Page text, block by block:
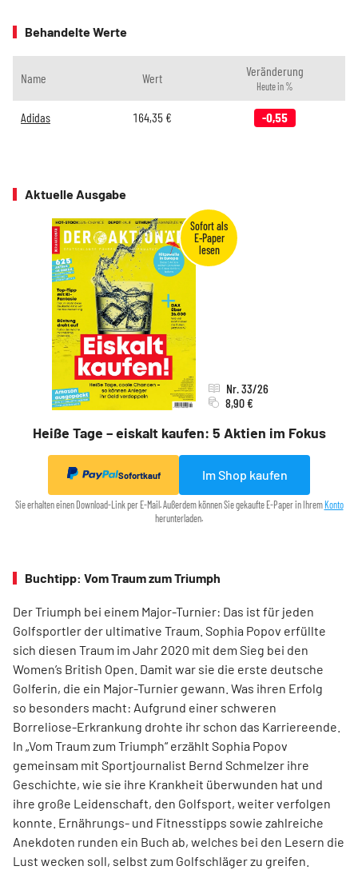
Behandelte Werte
Name Wert Veränderung
Heute in %
Adidas 164,35€ -0,55
Aktuelle Ausgabe
Heiße Tage – eiskalt kaufen: 5 Aktien im Fokus
Nr. 33/26
8,90 €
Sofortkauf Im Shop kaufen
Sie erhalten einen Download-Link per E-Mail. Außerdem können Sie gekaufte E-Paper in Ihrem Konto
herunterladen.
Buchtipp: Vom Traum zum Triumph
Der Triumph bei einem Major-Turnier: Das ist für jeden
Golfsportler der ultimative Traum. Sophia Popov erfüllte
sich diesen Traum im Jahr 2020 mit dem Sieg bei den
Women’s British Open. Damit war sie die erste deutsche
Golferin, die ein Major-Turnier gewann. Was ihren Erfolg
so besonders macht: Aufgrund einer schweren
Borreliose-­Erkrankung drohte ihr schon das Karriereende.
In „Vom Traum zum Triumph“ erzählt Sophia Popov
gemeinsam mit Sport­journalist Bernd Schmelzer ihre
Geschichte, wie sie ihre Krankheit überwunden hat und
ihre große Leidenschaft, den Golfsport, weiter verfolgen
konnte. Ernährungs- und Fitnesstipps sowie zahlreiche
Anekdoten runden ein Buch ab, welches bei den Lesern die
Lust wecken soll, selbst zum Golfschläger zu greifen.